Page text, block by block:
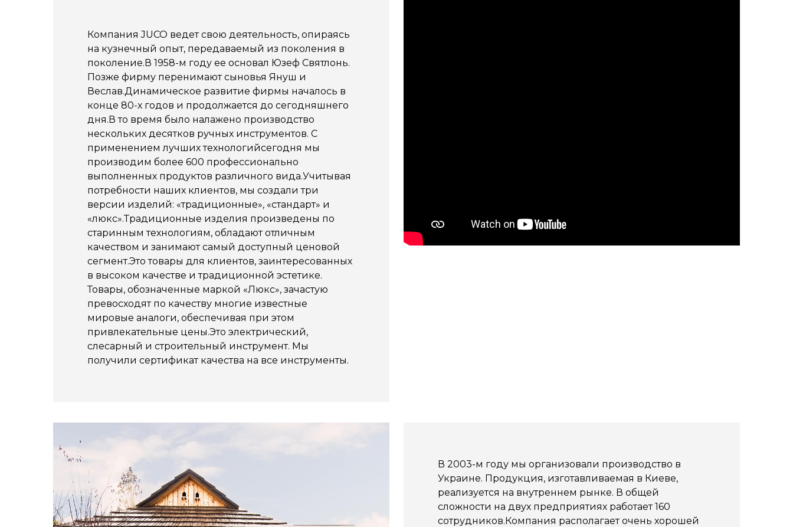
Компания JUCO ведет свою деятельность, опираясь
на кузнечный опыт, передаваемый из поколения в
поколение.В 1958-м году ее основал Юзеф Святлонь.
Позже фирму перенимают сыновья Януш и
Веслав.Динамическое развитие фирмы началось в
конце 80-х годов и продолжается до сегодняшнего
дня.В то время было налажено производство
нескольких десятков ручных инструментов. С
применением лучших технологийсегодня мы
производим более 600 профессионально
выполненных продуктов различного вида.Учитывая
потребности наших клиентов, мы создали три
версии изделий: «традиционные», «стандарт» и
«люкс».Традиционные изделия произведены по
старинным технологиям, обладают отличным
качеством и занимают самый доступный ценовой
сегмент.Это товары для клиентов, заинтересованных
в высоком качестве и традиционной эстетике.
Товары, обозначенные маркой «Люкс», зачастую
превосходят по качеству многие известные
мировые аналоги, обеспечивая при этом
привлекательные цены.Это электрический,
слесарный и строительный инструмент. Мы
получили сертификат качества на все инструменты.
В 2003-м году мы организовали производство в
Украине. Продукция, изготавливаемая в Киеве,
реализуется на внутреннем рынке. В общей
сложности на двух предприятиях работает 160
сотрудников.Компания располагает очень хорошей